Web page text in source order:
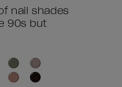
nail shades
90s but